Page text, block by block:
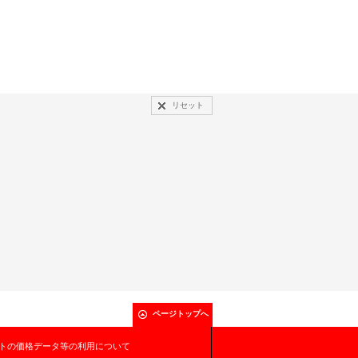
リセット
ページトップへ
の価格データ等の利用について